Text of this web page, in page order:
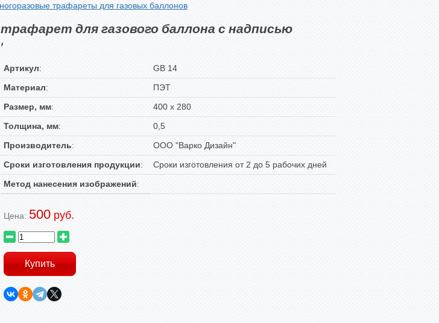
трафареты для газовых баллонов
для газового баллона с надписью
Артикул:
GB 14
Материал:
ПЭТ
Размер, мм:
400 x 280
Толщина, мм:
0,5
Производитель:
ООО "Варко Дизайн"
Сроки изготовления продукции:
Сроки изготовления от 2 до 5 рабочих дней
Метод нанесения изображений:
Цена: 500 руб.